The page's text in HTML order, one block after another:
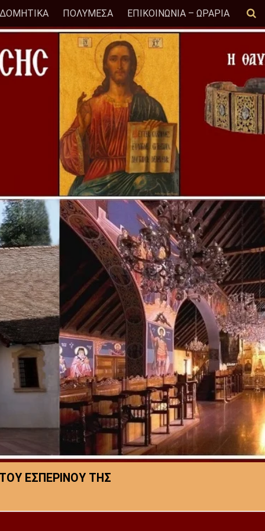
ΠΟΛΥΜΕΣΑ ΕΠΙΚΟΙΝΩΝΙΑ – ΩΡΑΡΙΑ
ΕΣΠΕΡΙΝΟΥ ΤΗΣ